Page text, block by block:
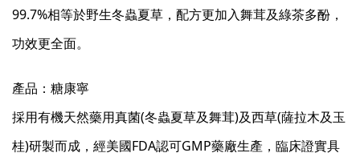
99.7%相等於野生冬蟲夏草，配方更加入舞茸及綠茶多酚，
功效更全面。
產品：糖康寧
採用有機天然藥用真菌(冬蟲夏草及舞茸)及西草(薩拉木及玉
桂)研製而成，經美國FDA認可GMP藥廠生產，臨床證實具